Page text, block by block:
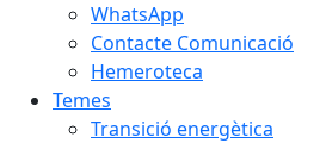
WhatsApp
Contacte Comunicació
Hemeroteca
Temes
Transició energètica